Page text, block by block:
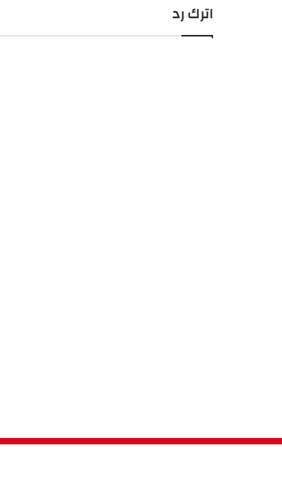
اترك رد